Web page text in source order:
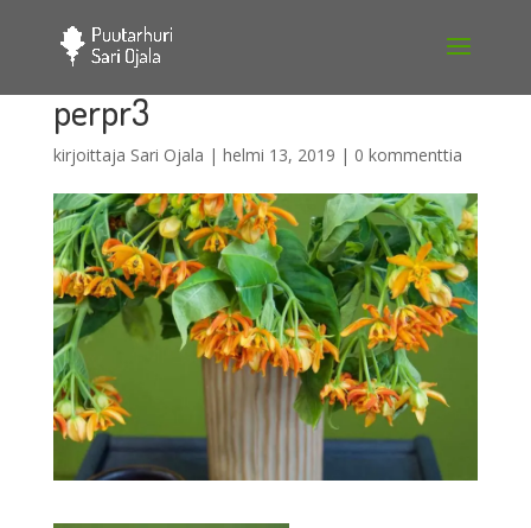
perpr3
kirjoittaja Sari Ojala | helmi 13, 2019 | 0 kommenttia